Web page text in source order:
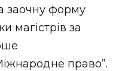
заочну форму
магістрів за
право”.